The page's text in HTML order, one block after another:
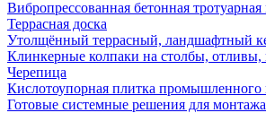
Вибропрессованная бетонная тротуарная
Террасная доска
Утолщённый террасный, ландшафтный
Клинкерные колпаки на столбы, отливы,
Черепица
Кислотоупорная плитка промышленного
Готовые системные решения для монтажа